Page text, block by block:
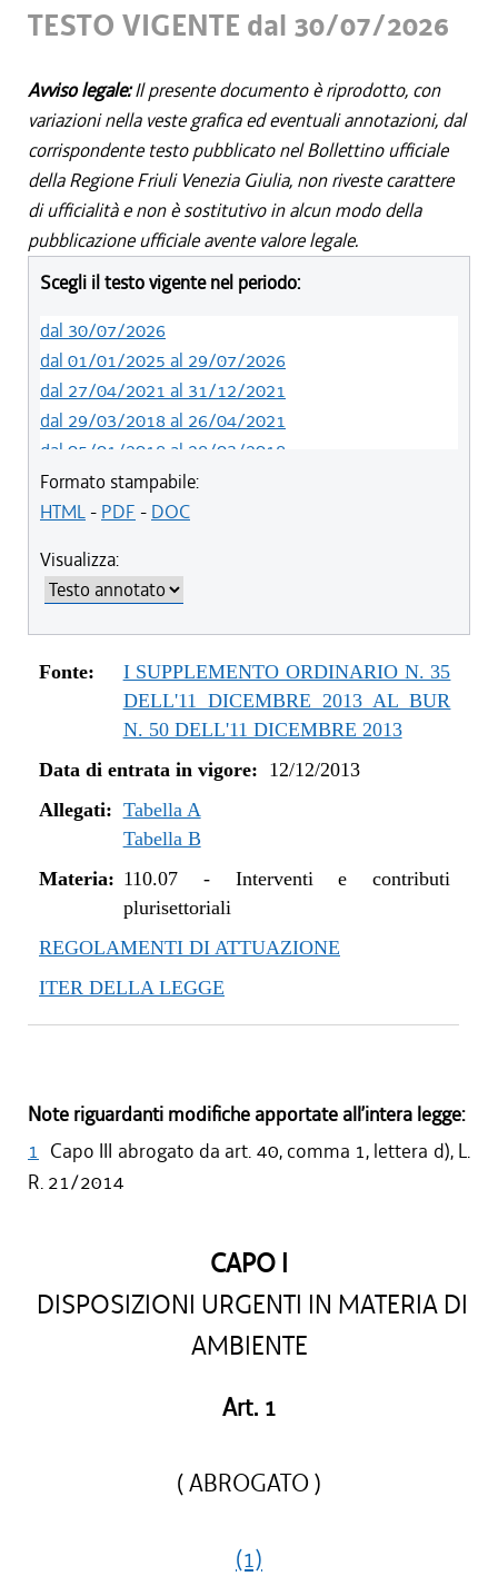
TESTO VIGENTE dal 30/07/2026
Avviso legale:Il presente documento è riprodotto, con
variazioni nella veste grafica ed eventuali annotazioni, dal
corrispondente testo pubblicato nel Bollettino ufficiale
della Regione Friuli Venezia Giulia, non riveste carattere
di ufficialità e non è sostitutivo in alcun modo della
pubblicazione ufficiale avente valore legale.
Scegli il testo vigente nel periodo:
dal 30/07/2026
dal 01/01/2025 al 29/07/2026
dal 27/04/2021 al 31/12/2021
dal 29/03/2018 al 26/04/2021
dal 05/01/2018 al 28/03/2018
dal 01/01/2018 al 04/01/2018
dal 26/10/2017 al 31/12/2017
dal 15/12/2016 al 14/04/2017
dal 01/01/2016 al 14/12/2016
dal 11/08/2015 al 31/12/2015
dal 21/05/2015 al 10/08/2015
dal 26/02/2015 al 20/05/2015
dal 07/01/2015 al 25/02/2015
dal 06/11/2014 al 19/11/2014
dal 22/05/2014 al 05/11/2014
dal 11/04/2014 al 21/05/2014
dal 28/03/2014 al 10/04/2014
dal 12/12/2013 al 27/03/2014
Formato stampabile:
HTML- PDF - DOC
Visualizza:
Fonte:
I SUPPLEMENTO ORDINARIO N. 35
DELL'11 DICEMBRE 2013 AL BUR
N. 50 DELL'11 DICEMBRE 2013
Data di entrata in vigore: 12/12/2013
Allegati: Tabella A
Tabella B
Materia: 110.07- Interventi e contributi
plurisettoriali
REGOLAMENTI DI ATTUAZIONE
ITER DELLA LEGGE
Note riguardanti modifiche apportate all’intera legge:
1 Capo III abrogato da art. 40, comma 1, lettera d), L.
R. 21/2014
CAPO I
DISPOSIZIONI URGENTI IN MATERIA DI
AMBIENTE
Art. 1
( ABROGATO )
(1)